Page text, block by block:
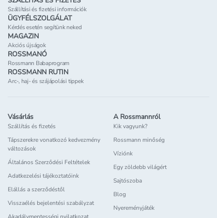
Szállítási és fizetési információk
ÜGYFÉLSZOLGÁLAT
Kérdés esetén segítünk neked
MAGAZIN
Akciós újságok
ROSSMANÓ
Rossmann Babaprogram
ROSSMANN RUTIN
Arc-, haj- és szájápolási tippek
Vásárlás
Szállítás és fizetés
Tápszerekre vonatkozó kedvezmény
változások
Általános Szerződési Feltételek
Adatkezelési tájékoztatóink
Elállás a szerződéstől
Visszaélés bejelentési szabályzat
A Rossmannról
Kik vagyunk?
Rossmann minőség
Víziónk
Egy zöldebb világért
Sajtószoba
Blog
Nyereményjáték